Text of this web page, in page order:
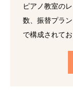
ピアノ教室の
数、振替プラ
で構成されてお